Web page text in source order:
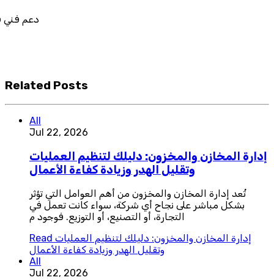
دعم فني في استيراد بيانات نظامك
Related Posts
All
Jul 22, 2026
إدارة المخازن والمخزون: دليلك لتنظيم العمليات
وتقليل الهدر وزيادة كفاءة الأعمال
تُعد إدارة المخازن والمخزون من أهم العوامل التي تؤثر
بشكل مباشر على نجاح أي شركة، سواء كانت تعمل في
التجارة، أو التصنيع، أو التوزيع. فوجود م
Read إدارة المخازن والمخزون: دليلك لتنظيم العمليات
وتقليل الهدر وزيادة كفاءة الأعمال
All
Jul 22, 2026